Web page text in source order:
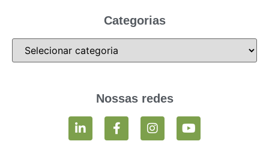
Categorias
Nossas redes